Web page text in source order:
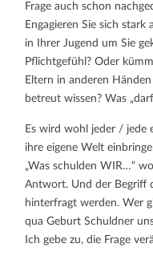
Frage auch schon
Engagieren Sie sich stark
in Ihrer Jugend um Sie
Pflichtgefühl? Oder
Eltern in anderen
betreut wissen? Was
Es wird wohl jeder / jede
ihre eigene Welt
„Was schulden WIR…“
Antwort. Und der Begriff
hinterfragt werden. Wer
qua Geburt Schuldner
Ich gebe zu, die Frage